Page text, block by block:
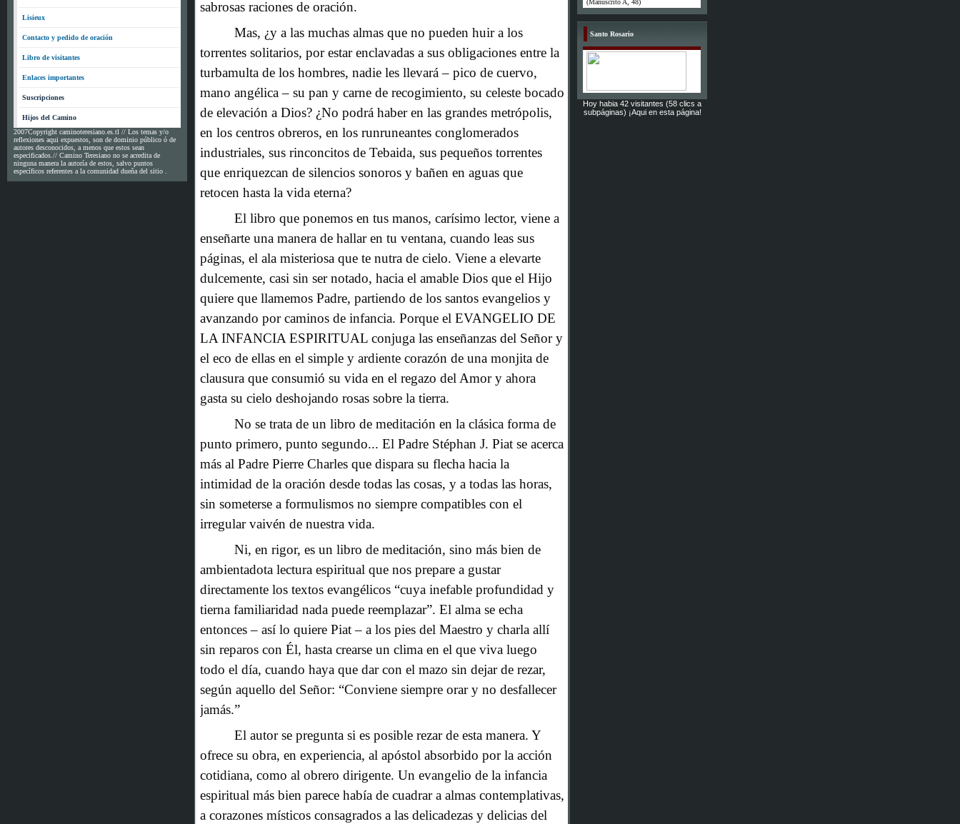
Lisieux
Contacto y pedido de oración
Libro de visitantes
Enlaces importantes
Suscripciones
Hijos del Camino
2007Copyright caminoteresiano.es.tl // Los temas y/o
reflexiones aqui expuestos, son de dominio público ó de
autores desconocidos, a menos que estos sean
especificados.// Camino Teresiano no se acredita de
ninguna manera la autoría de estos, salvo puntos
específicos referentes a la comunidad dueña del sitio .
sabrosas raciones de oración.
Mas, ¿y a las muchas almas que no pueden huir a los
torrentes solitarios, por estar enclavadas a sus obligaciones entre la
turbamulta de los hombres, nadie les llevará – pico de cuervo,
mano angélica – su pan y carne de recogimiento, su celeste bocado
de elevación a Dios? ¿No podrá haber en las grandes metrópolis,
en los centros obreros, en los runruneantes conglomerados
industriales, sus rinconcitos de Tebaida, sus pequeños torrentes
que enriquezcan de silencios sonoros y bañen en aguas que
retocen hasta la vida eterna?
El libro que ponemos en tus manos, carísimo lector, viene a
enseñarte una manera de hallar en tu ventana, cuando leas sus
páginas, el ala misteriosa que te nutra de cielo. Viene a elevarte
dulcemente, casi sin ser notado, hacia el amable Dios que el Hijo
quiere que llamemos Padre, partiendo de los santos evangelios y
avanzando por caminos de infancia. Porque el EVANGELIO DE
LA INFANCIA ESPIRITUAL conjuga las enseñanzas del Señor y
el eco de ellas en el simple y ardiente corazón de una monjita de
clausura que consumió su vida en el regazo del Amor y ahora
gasta su cielo deshojando rosas sobre la tierra.
No se trata de un libro de meditación en la clásica forma de
punto primero, punto segundo... El Padre Stéphan J. Piat se acerca
más al Padre Pierre Charles que dispara su flecha hacia la
intimidad de la oración desde todas las cosas, y a todas las horas,
sin someterse a formulismos no siempre compatibles con el
irregular vaivén de nuestra vida.
Ni, en rigor, es un libro de meditación, sino más bien de
ambientadota lectura espiritual que nos prepare a gustar
directamente los textos evangélicos “cuya inefable profundidad y
tierna familiaridad nada puede reemplazar”. El alma se echa
entonces – así lo quiere Piat – a los pies del Maestro y charla allí
sin reparos con Él, hasta crearse un clima en el que viva luego
todo el día, cuando haya que dar con el mazo sin dejar de rezar,
según aquello del Señor: “Conviene siempre orar y no desfallecer
jamás.”
El autor se pregunta si es posible rezar de esta manera. Y
ofrece su obra, en experiencia, al apóstol absorbido por la acción
cotidiana, como al obrero dirigente. Un evangelio de la infancia
espiritual más bien parece había de cuadrar a almas contemplativas,
a corazones místicos consagrados a las delicadezas y delicias del
(Manuscrito A, 48)
Santo Rosario
Hoy habia 42 visitantes (58 clics a
subpáginas) ¡Aqui en esta página!